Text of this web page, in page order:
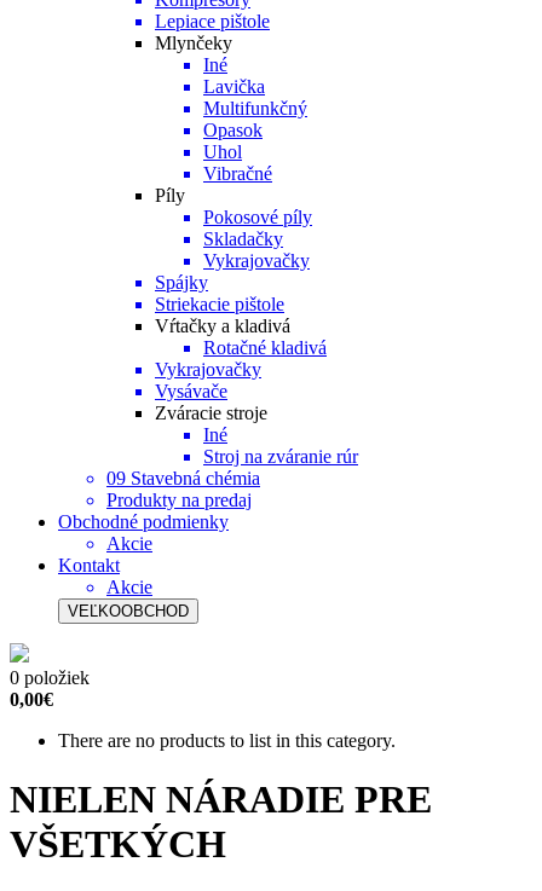
Lepiace pištole
Mlynčeky
Iné
Lavička
Multifunkčný
Opasok
Uhol
Vibračné
Píly
Pokosové píly
Skladačky
Vykrajovačky
Spájky
Striekacie pištole
Vŕtačky a kladivá
Rotačné kladivá
Vykrajovačky
Vysávače
Zváracie stroje
Iné
Stroj na zváranie rúr
09 Stavebná chémia
Produkty na predaj
Obchodné podmienky
Akcie
Kontakt
Akcie
VEĽKOOBCHOD
0 položiek
0,00€
There are no products to list in this category.
NIELEN NÁRADIE PRE
VŠETKÝCH